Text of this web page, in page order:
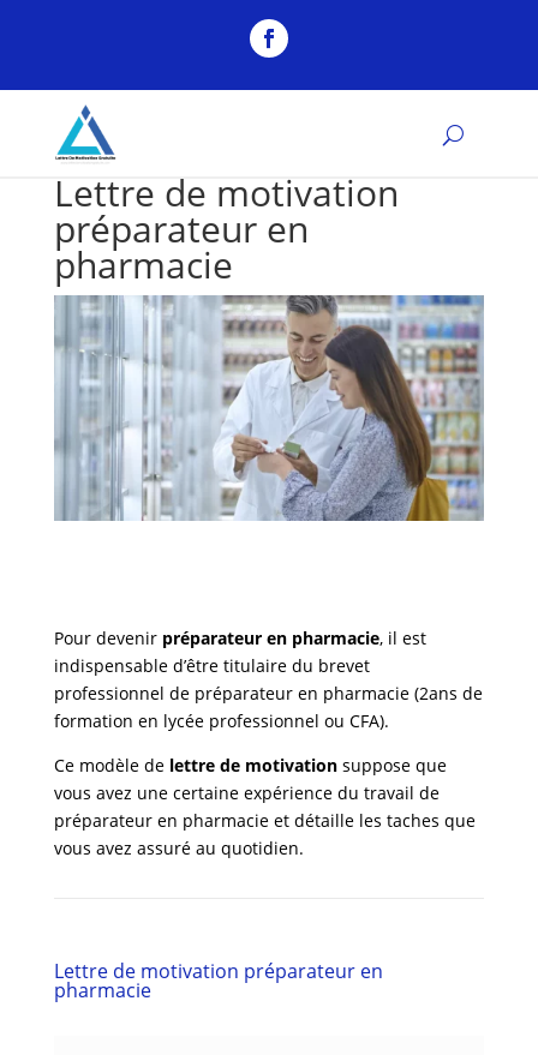
Lettre de motivation
préparateur en
pharmacie
Pour devenir préparateur en pharmacie, il est
indispensable d’être titulaire du brevet
professionnel de préparateur en pharmacie (2ans de
formation en lycée professionnel ou CFA).
Ce modèle de lettre de motivationsuppose que
vous avez une certaine expérience du travail de
préparateur en pharmacie et détaille les taches que
vous avez assuré au quotidien.
Lettre de motivation préparateur en
pharmacie